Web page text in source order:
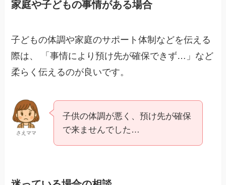
家庭や子どもの事情がある場合
子どもの体調や家庭のサポート体制などを伝える
際は、 「事情により預け先が確保できず…」など
柔らく伝えるのが良いです。
さえママ
子供の体調が悪く、預け先が確保
で来ませんでした…